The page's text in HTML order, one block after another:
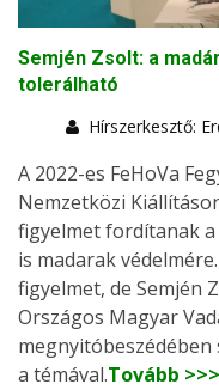
Semjén Zsolt: a
tolerálható
Hírszerkesztő:
A 2022-es FeHoVa
Nemzetközi
figyelmet fordítanak
is madarak
figyelmet, de Semjén
Országos Magyar
a témával.Tovább >>>